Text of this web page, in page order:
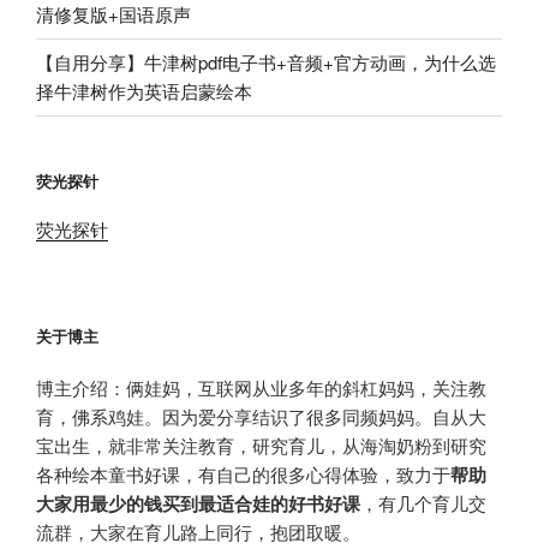
清修复版+国语原声
【自用分享】牛津树pdf电子书+音频+官方动画，为什么选
择牛津树作为英语启蒙绘本
荧光探针
荧光探针
关于博主
博主介绍：俩娃妈，互联网从业多年的斜杠妈妈，关注教
育，佛系鸡娃。因为爱分享结识了很多同频妈妈。自从大
宝出生，就非常关注教育，研究育儿，从海淘奶粉到研究
各种绘本童书好课，有自己的很多心得体验，致力于帮助
大家用最少的钱买到最适合娃的好书好课 ，有几个育儿交
流群，大家在育儿路上同行，抱团取暖。